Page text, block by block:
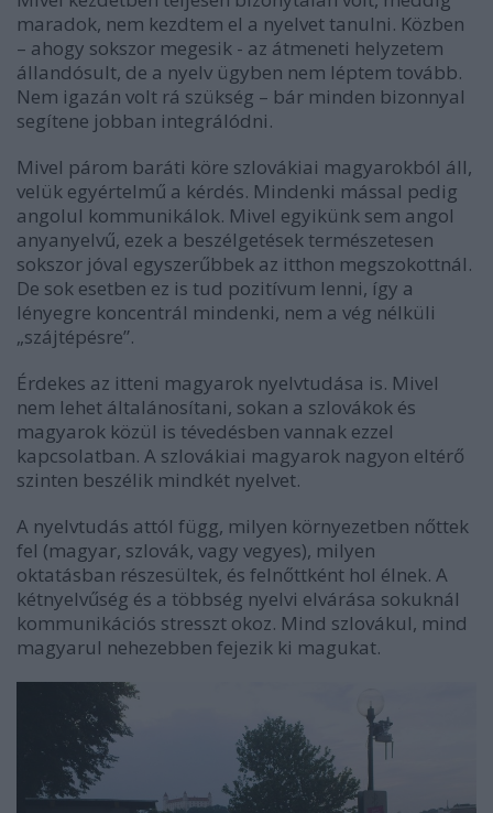
maradok, nem kezdtem el a nyelvet tanulni. Közben
– ahogy sokszor megesik - az átmeneti helyzetem
állandósult, de a nyelv ügyben nem léptem tovább.
Nem igazán volt rá szükség – bár minden bizonnyal
segítene jobban integrálódni.
Mivel párom baráti köre szlovákiai magyarokból áll,
velük egyértelmű a kérdés. Mindenki mással pedig
angolul kommunikálok. Mivel egyikünk sem angol
anyanyelvű, ezek a beszélgetések természetesen
sokszor jóval egyszerűbbek az itthon megszokottnál.
De sok esetben ez is tud pozitívum lenni, így a
lényegre koncentrál mindenki, nem a vég nélküli
„szájtépésre”.
Érdekes az itteni magyarok nyelvtudása is. Mivel
nem lehet általánosítani, sokan a szlovákok és
magyarok közül is tévedésben vannak ezzel
kapcsolatban. A szlovákiai magyarok nagyon eltérő
szinten beszélik mindkét nyelvet.
A nyelvtudás attól függ, milyen környezetben nőttek
fel (magyar, szlovák, vagy vegyes), milyen
oktatásban részesültek, és felnőttként hol élnek. A
kétnyelvűség és a többség nyelvi elvárása sokuknál
kommunikációs stresszt okoz. Mind szlovákul, mind
magyarul nehezebben fejezik ki magukat.